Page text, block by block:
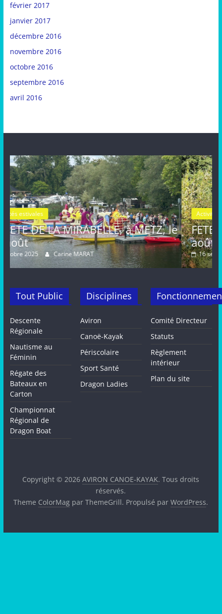
février 2017
janvier 2017
décembre 2016
novembre 2016
octobre 2016
septembre 2016
avril 2016
à METZ, le
Activités estivales Actualités
FETE de la MIRABELLE,
août, METZ
16 septembre 2024 Carine MARAT
Tout Public
Descente
Régionale
Nautisme au
Féminin
Régate des
Bateaux en
Carton
Championnat
Régional de
Dragon Boat
Disciplines
Aviron
Canoë-Kayak
Périscolaire
Sport Santé
Dragon Ladies
Comité Directeur
Statuts
Règlement
intérieur
Plan du site
Copyright © 2026AVIRON CANOE-KAYAK. Tous droits
réservés.
Theme ColorMag par ThemeGrill. Propulsé parWordPress.